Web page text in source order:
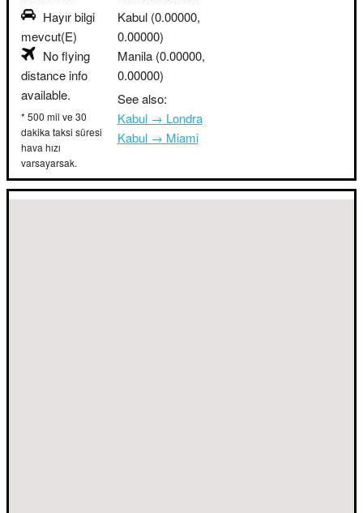
Hayır bilgi
mevcut(E)
No flying
distance info
available.
* 500 mil ve 30
dakika taksi süresi
hava hızı
varsayarsak.
Kabul (0.00000,
0.00000)
Manila (0.00000,
0.00000)
See also:
Kabul → Londra
Kabul → Miami